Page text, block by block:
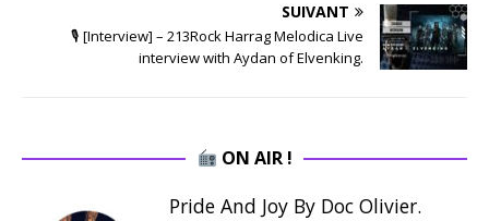
SUIVANT
🎙 [Interview] – 213Rock Harrag Melodica Live
interview with Aydan of Elvenking.
ON AIR !
Pride And Joy By Doc Olivier.